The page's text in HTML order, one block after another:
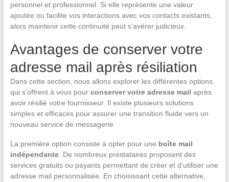
personnel et professionnel. Si elle représente une valeur
ajoutée ou facilite vos interactions avec vos contacts existants,
alors maintenir cette continuité peut s’avérer judicieux.
Avantages de conserver votre
adresse mail après résiliation
Dans cette section, nous allons explorer les différentes options
qui s’offrent à vous pour conserver votre adresse mail après
avoir résilié votre fournisseur. Il existe plusieurs solutions
simples et efficaces pour assurer une transition fluide vers un
nouveau service de messagerie.
La première option consiste à opter pour une boîte mail
indépendante. De nombreux prestataires proposent des
services gratuits ou payants permettant de créer et d’utiliser une
adresse mail personnalisée. En choisissant cette alternative,